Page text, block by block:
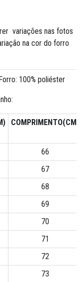
variações nas fotos
na cor do forro
100% poliéster
COMPRIMENTO(CM)
66
67
68
69
70
71
72
73